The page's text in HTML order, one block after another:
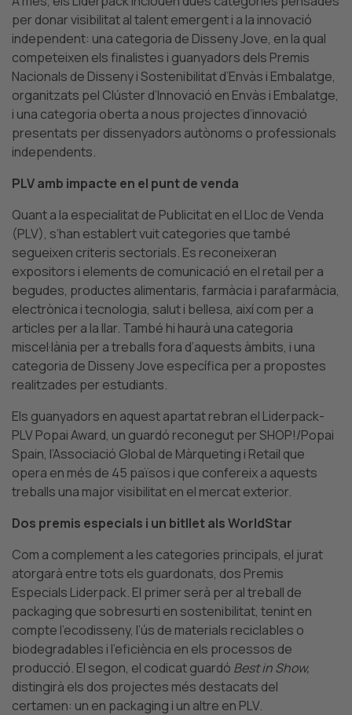
per donar visibilitat al talent emergent i a la innovació
independent: una categoria de Disseny Jove, en la qual
competeixen els finalistes i guanyadors dels Premis
Nacionals de Disseny i Sostenibilitat d’Envàs i Embalatge,
organitzats pel Clúster d’Innovació en Envàs i Embalatge,
i una categoria oberta a nous projectes d’innovació
presentats per dissenyadors autònoms o professionals
independents.
PLV amb impacte en el punt de venda
Quant a la especialitat de Publicitat en el Lloc de Venda
(PLV), s’han establert vuit categories que també
segueixen criteris sectorials. Es reconeixeran
expositors i elements de comunicació en el retail per a
begudes, productes alimentaris, farmàcia i parafarmàcia,
electrònica i tecnologia, salut i bellesa, així com per a
articles per a la llar. També hi haurà una categoria
miscel·lània per a treballs fora d’aquests àmbits, i una
categoria de Disseny Jove específica per a propostes
realitzades per estudiants.
Els guanyadors en aquest apartat rebran el Liderpack-
PLV Popai Award, un guardó reconegut per SHOP!/Popai
Spain, l’Associació Global de Màrqueting i Retail que
opera en més de 45 països i que confereix a aquests
treballs una major visibilitat en el mercat exterior.
Dos premis especials i un bitllet als WorldStar
Com a complement a les categories principals, el jurat
atorgarà entre tots els guardonats, dos Premis
Especials Liderpack. El primer serà per al treball de
packaging que sobresurti en sostenibilitat, tenint en
compte l’ecodisseny, l’ús de materials reciclables o
biodegradables i l’eficiència en els processos de
producció. El segon, el codicat guardó Best in Show,
distingirà els dos projectes més destacats del
certamen: un en packaging i un altre en PLV.